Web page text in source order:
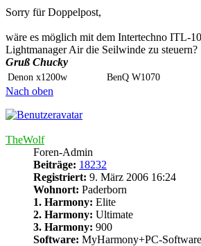
Sorry für Doppelpost,
wäre es möglich mit dem Intertechno ITL-
Lightmanager Air die Seilwinde zu steuern?
Gruß Chucky
Denon x1200w BenQ W1070
Nach oben
TheWolf
Foren-Admin
Beiträge: 18232
Registriert: 9. März 2006 16:24
Wohnort: Paderborn
1. Harmony: Elite
2. Harmony: Ultimate
3. Harmony: 900
Software: MyHarmony+PC-Software